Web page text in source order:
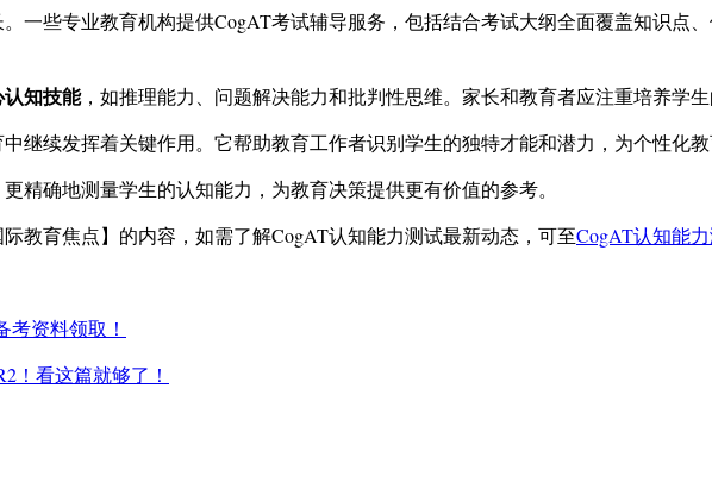
一些专业教育机构提供CogAT考试辅导服务，包括结合考试大纲全面覆盖知识点
知技能，如推理能力、问题解决能力和批判性思维。家长和教育者应注重培养学
继续发挥着关键作用。它帮助教育工作者识别学生的独特才能和潜力，为个性化教
精确地测量学生的认知能力，为教育决策提供更有价值的参考。
教育焦点】的内容，如需了解CogAT认知能力测试最新动态，可至CogAT认知能
资料领取！
！看这篇就够了！